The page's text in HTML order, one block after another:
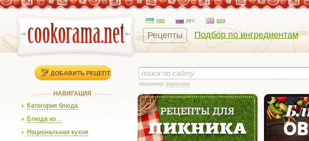
укр рус eng
Рецепты Подбор по ингредиентам
ДОБАВИТЬ РЕЦЕПТ
НАВИГАЦИЯ
Категория блюда
Блюда из...
Национальная кухня
например: вареники